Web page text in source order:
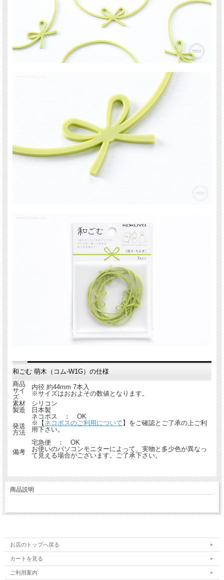
和ごむ 萌木（コム-W1G）の仕様
商品
サイ
ズ
内径 約44mm 7本入
※サイズはおおよその数値となります。
素材
シリコン
製造
日本製
発送
方法
ネコポス ： OK
※【 ネコポスのご利用について 】をご確認とご了承の上ご利
用下さい。
宅急便 ： OK
備考
お使いのパソコンモニターによって、実物と多少色が異なっ
て見える場合がございます。ご了承下さい。
商品説明
お店のトップへ戻る
カートを見る
ご利用案内